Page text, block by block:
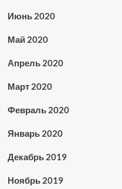
Июнь 2020
Май 2020
Апрель 2020
Март 2020
Февраль 2020
Январь 2020
Декабрь 2019
Ноябрь 2019